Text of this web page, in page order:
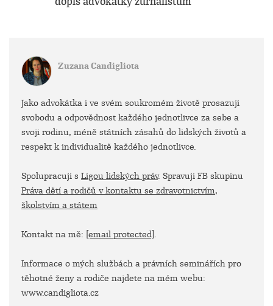
Zuzana Candigliota
Jako advokátka i ve svém soukromém životě prosazuji
svobodu a odpovědnost každého jednotlivce za sebe a
svoji rodinu, méně státních zásahů do lidských životů a
respekt k individualitě každého jednotlivce.
Spolupracuji s Ligou lidských práv. Spravuji FB skupinu
Práva dětí a rodičů v kontaktu se zdravotnictvím,
školstvím a státem
Kontakt na mě: [email protected].
Informace o mých službách a právních seminářích pro
těhotné ženy a rodiče najdete na mém webu:
www.candigliota.cz